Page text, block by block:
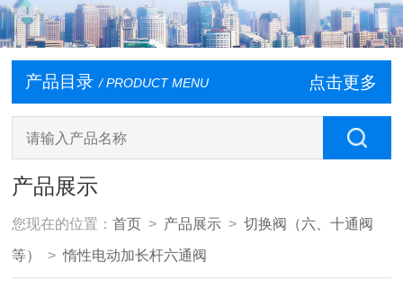
产品目录 / PRODUCT MENU 点击更多
产品展示
您现在的位置：首页 > 产品展示 >切换阀（六、十通阀
等） >惰性电动加长杆六通阀